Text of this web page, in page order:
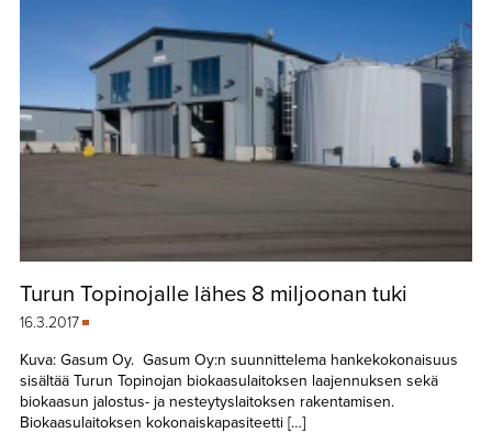
Turun Topinojalle lähes 8 miljoonan tuki
16.3.2017
Kuva: Gasum Oy. Gasum Oy:n suunnittelema hankekokonaisuus
sisältää Turun Topinojan biokaasulaitoksen laajennuksen sekä
biokaasun jalostus- ja nesteytyslaitoksen rakentamisen.
Biokaasulaitoksen kokonaiskapasiteetti […]